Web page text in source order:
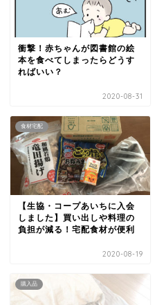
衝撃！赤ちゃんが図書館の絵
本を食べてしまったらどうす
ればいい？
2020-08-31
食材宅配
【生協・コープあいちに入会
しました】買い出しや料理の
負担が減る！宅配食材が便利
2020-08-19
購入品